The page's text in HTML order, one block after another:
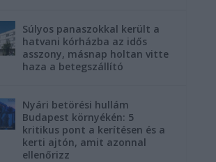
Súlyos panaszokkal került a
hatvani kórházba az idős
asszony, másnap holtan vitte
haza a betegszállító
Nyári betörési hullám
Budapest környékén: 5
kritikus pont a kerítésen és a
kerti ajtón, amit azonnal
ellenőrizz